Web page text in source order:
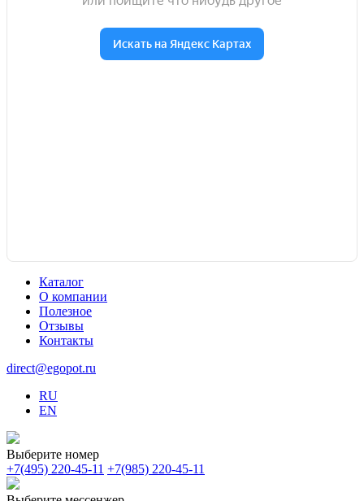
Каталог
О компании
Полезное
Отзывы
Контакты
direct@egopot.ru
RU
EN
Выберите номер
+7(495) 220-45-11 +7(985) 220-45-11